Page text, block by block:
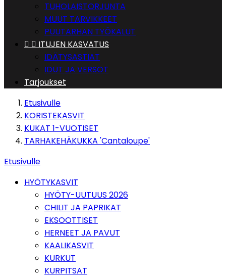
TUHOLAISTORJUNTA
MUUT TARVIKKEET
PUUTARHAN TYÖKALUT
  ITUJEN KASVATUS
IDÄTYSASTIAT
IDUT JA VERSOT
Tarjoukset
Etusivulle
KORISTEKASVIT
KUKAT 1-VUOTISET
TARHAKEHÄKUKKA 'Cantaloupe'
Etusivulle
HYÖTYKASVIT
HYÖTY-UUTUUS 2026
CHILIT JA PAPRIKAT
EKSOOTTISET
HERNEET JA PAVUT
KAALIKASVIT
KURKUT
KURPITSAT